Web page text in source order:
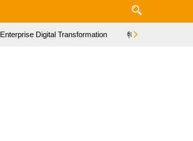
Enterprise Digital Transformation 特集